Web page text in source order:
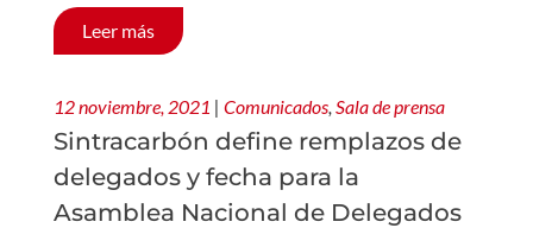
Leer más
12 noviembre, 2021 | Comunicados Sala de prensa
Sintracarbón define remplazos de
delegados y fecha para la
Asamblea Nacional de Delegados